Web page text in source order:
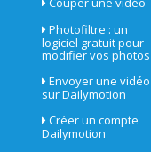
Photofiltre : un
logiciel gratuit pour
modifier vos photos
Envoyer une vidéo
sur Dailymotion
Créer un compte
Dailymotion